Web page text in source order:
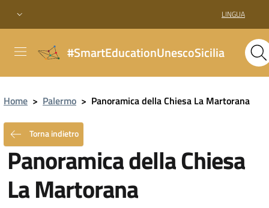
LINGUA
#SmartEducationUnescoSicilia
Home > Palermo > Panoramica della Chiesa La Martorana
Torna indietro
Panoramica della Chiesa
La Martorana